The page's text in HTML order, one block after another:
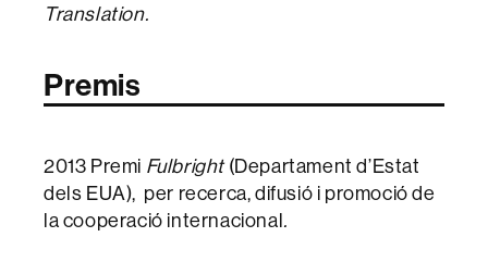
Translation.
Premis
2013 Premi Fulbright(Departament d’Estat
dels EUA), per recerca, difusió i promoció de
la cooperació internacional.